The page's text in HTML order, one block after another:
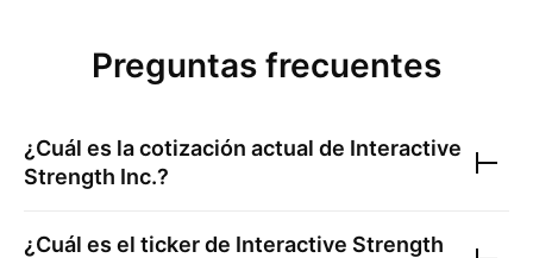
Preguntas frecuentes
¿Cuál es la cotización actual de Interactive
Strength Inc.?
¿Cuál es el ticker de Interactive Strength